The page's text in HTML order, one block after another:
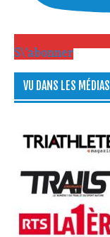
S\'abonner
VU DANS LES MÉDIAS